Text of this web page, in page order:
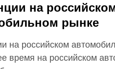
на
рынке
на российском
время на российском